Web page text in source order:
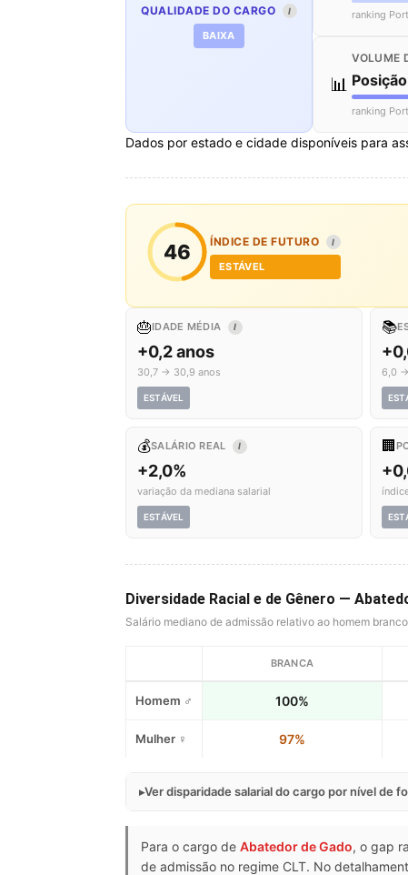
QUALIDADE DO CARGO I
BAIXA
ranking
📊
VOLUME
ranking
Dados por estado e cidade disponíveis para
46 ÍNDICE DE FUTURO I
ESTÁVEL
🎂IDADE MÉDIA I
+0,2 anos
30,7 → 30,9 anos
ESTÁVEL
📚
6,0
💰SALÁRIO REAL I
+2,0%
variação da mediana salarial
ESTÁVEL
🏢
Diversidade Racial e de Gênero —
Salário mediano de admissão relativo ao homem
BRANCA
Homem ♂ 100%
Mulher ♀ 97%
Ver disparidade salarial do cargo por nível de
Para o cargo de Abatedor de Gado, o gap
de admissão no regime CLT. No